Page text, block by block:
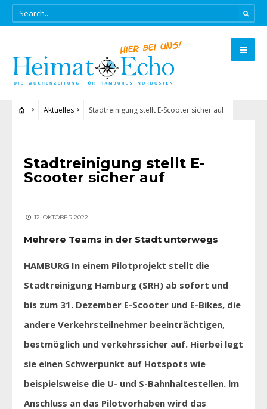
Aktuelles Stadtreinigung stellt E-Scooter sicher auf
Stadtreinigung stellt E-
Scooter sicher auf
12. OKTOBER 2022
Mehrere Teams in der Stadt unterwegs
HAMBURG In einem Pilotprojekt stellt die
Stadtreinigung Hamburg (SRH) ab sofort und
bis zum 31. Dezember E-Scooter und E-Bikes, die
andere Verkehrsteilnehmer beeinträchtigen,
bestmöglich und verkehrssicher auf. Hierbei legt
sie einen Schwerpunkt auf Hotspots wie
beispielsweise die U- und S-Bahnhaltestellen. lm
Anschluss an das Pilotvorhaben wird das